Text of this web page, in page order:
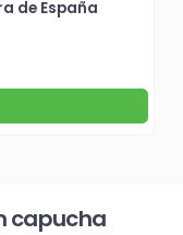
de España
capucha